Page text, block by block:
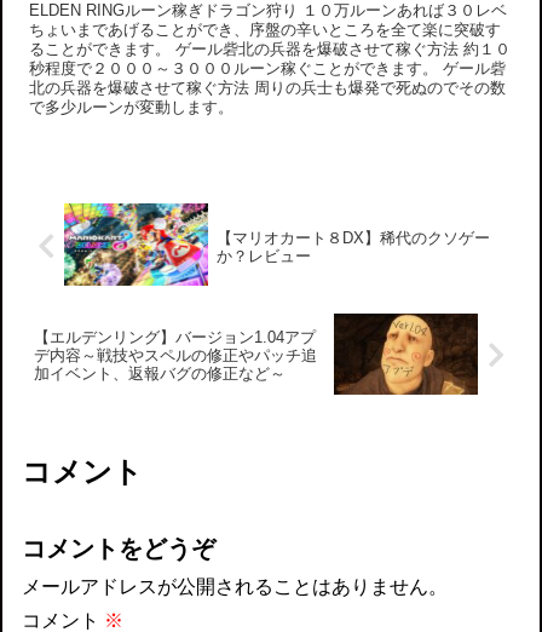
ELDEN RINGルーン稼ぎドラゴン狩り １０万ルーンあれば３０レベ
ちょいまであげることができ、序盤の辛いところを全て楽に突破す
ることができます。 ゲール砦北の兵器を爆破させて稼ぐ方法 約１０
秒程度で２０００～３０００ルーン稼ぐことができます。 ゲール砦
北の兵器を爆破させて稼ぐ方法 周りの兵士も爆発で死ぬのでその数
で多少ルーンが変動します。
【マリオカート８DX】稀代のクソゲー
か？レビュー
【エルデンリング】バージョン1.04アプ
デ内容～戦技やスペルの修正やパッチ追
加イベント、返報バグの修正など～
コメント
コメントをどうぞ
メールアドレスが公開されることはありません。
コメント ※